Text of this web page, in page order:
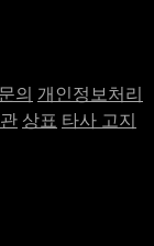
의 개인정보처리
상표 타사 고지